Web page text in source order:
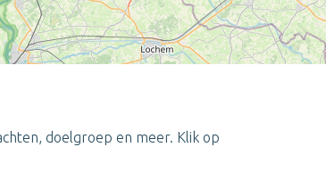
doelgroep en meer. Klik op